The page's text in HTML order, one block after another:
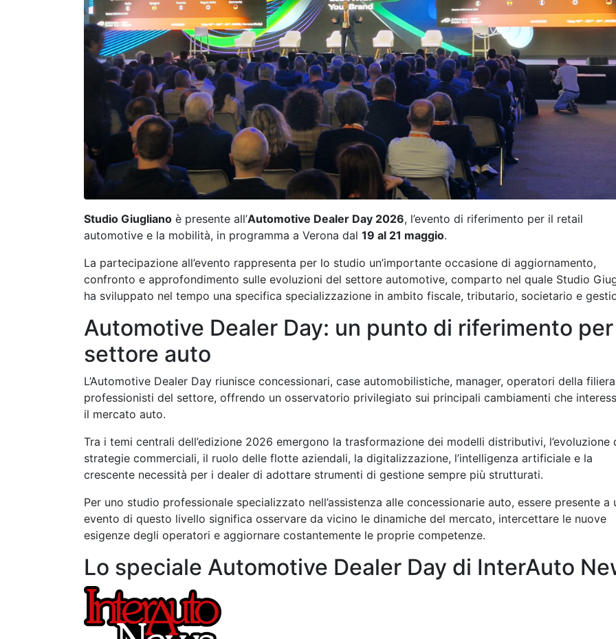
Studio Giugliano è presente all’Automotive Dealer Day 2026, l’evento di riferimento per il retail
automotive e la mobilità, in programma a Verona dal 19 al 21 maggio.
La partecipazione all’evento rappresenta per lo studio un’importante occasione di aggiornamento,
confronto e approfondimento sulle evoluzioni del settore automotive, comparto nel quale Studio
ha sviluppato nel tempo una specifica specializzazione in ambito fiscale, tributario, societario e
Automotive Dealer Day: un punto di riferimento
settore auto
L’Automotive Dealer Day riunisce concessionari, case automobilistiche, manager, operatori della
professionisti del settore, offrendo un osservatorio privilegiato sui principali cambiamenti che
il mercato auto.
Tra i temi centrali dell’edizione 2026 emergono la trasformazione dei modelli distributivi, l’evoluzione
strategie commerciali, il ruolo delle flotte aziendali, la digitalizzazione, l’intelligenza artificiale e la
crescente necessità per i dealer di adottare strumenti di gestione sempre più strutturati.
Per uno studio professionale specializzato nell’assistenza alle concessionarie auto, essere presente a
evento di questo livello significa osservare da vicino le dinamiche del mercato, intercettare le nuove
esigenze degli operatori e aggiornare costantemente le proprie competenze.
Lo speciale Automotive Dealer Day di InterAuto